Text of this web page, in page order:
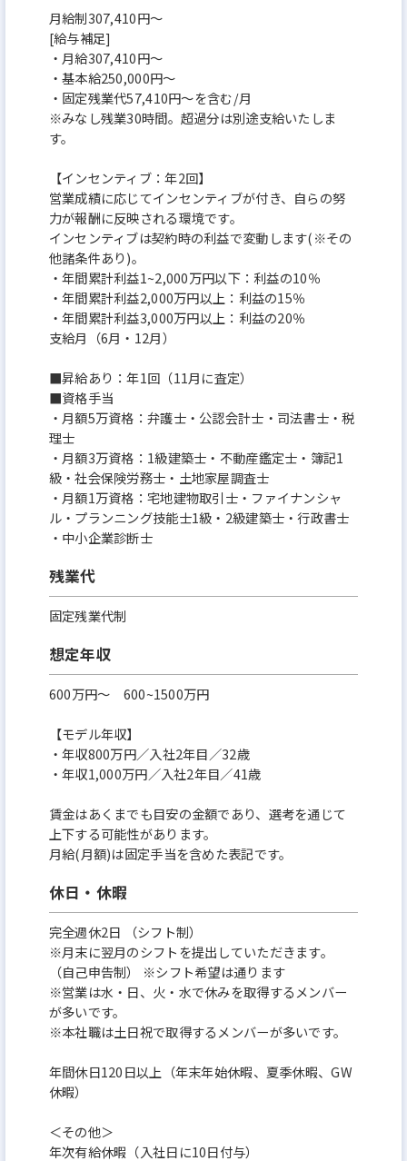
月給制307,410円～
[給与補足]
・月給307,410円～
・基本給250,000円～
・固定残業代57,410円～を含む/月
※みなし残業30時間。超過分は別途支給いたしま
す。
【インセンティブ：年2回】
営業成績に応じてインセンティブが付き、自らの努
力が報酬に反映される環境です。
インセンティブは契約時の利益で変動します(※その
他諸条件あり)。
・年間累計利益1~2,000万円以下：利益の10％
・年間累計利益2,000万円以上：利益の15％
・年間累計利益3,000万円以上：利益の20％
支給月（6月・12月）
■昇給あり：年1回（11月に査定）
■資格手当
・月額5万資格：弁護士・公認会計士・司法書士・税
理士
・月額3万資格：1級建築士・不動産鑑定士・簿記1
級・社会保険労務士・土地家屋調査士
・月額1万資格：宅地建物取引士・ファイナンシャ
ル・プランニング技能士1級・2級建築士・行政書士
・中小企業診断士
残業代
固定残業代制
想定年収
600万円〜 600~1500万円
【モデル年収】
・年収800万円／入社2年目／32歳
・年収1,000万円／入社2年目／41歳
賃金はあくまでも目安の金額であり、選考を通じて
上下する可能性があります。
月給(月額)は固定手当を含めた表記です。
休日・休暇
完全週休2日 （シフト制）
※月末に翌月のシフトを提出していただきます。
（自己申告制） ※シフト希望は通ります
※営業は水・日、火・水で休みを取得するメンバー
が多いです。
※本社職は土日祝で取得するメンバーが多いです。
年間休日120日以上（年末年始休暇、夏季休暇、GW
休暇）
＜その他＞
年次有給休暇（入社日に10日付与）